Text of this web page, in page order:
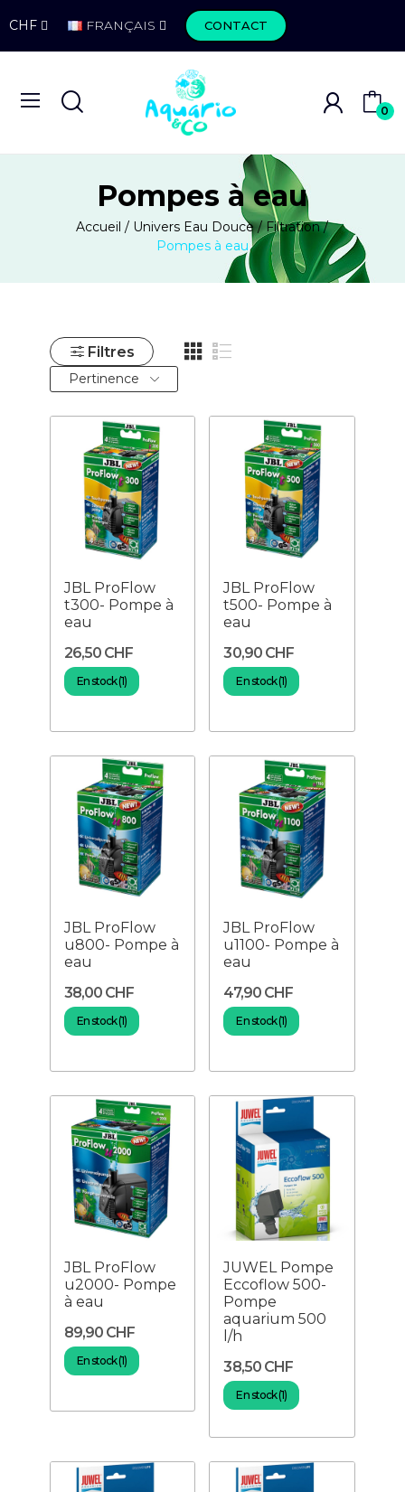
CHF FRANÇAIS CONTACT
0
Pompes à eau
Accueil Univers Eau Douce
Filtration
Pompes à eau
Filtres
Pertinence
JBL ProFlow
t300- Pompe à
eau
26,50 CHF
En stock (1)
JBL ProFlow
t500- Pompe à
eau
30,90 CHF
En stock (1)
JBL ProFlow
u800- Pompe à
eau
38,00 CHF
En stock (1)
JBL ProFlow
u1100- Pompe à
eau
47,90 CHF
En stock (1)
JBL ProFlow
u2000- Pompe
à eau
89,90 CHF
En stock (1)
JUWEL Pompe
Eccoflow 500-
Pompe
aquarium 500
l/h
38,50 CHF
En stock (1)